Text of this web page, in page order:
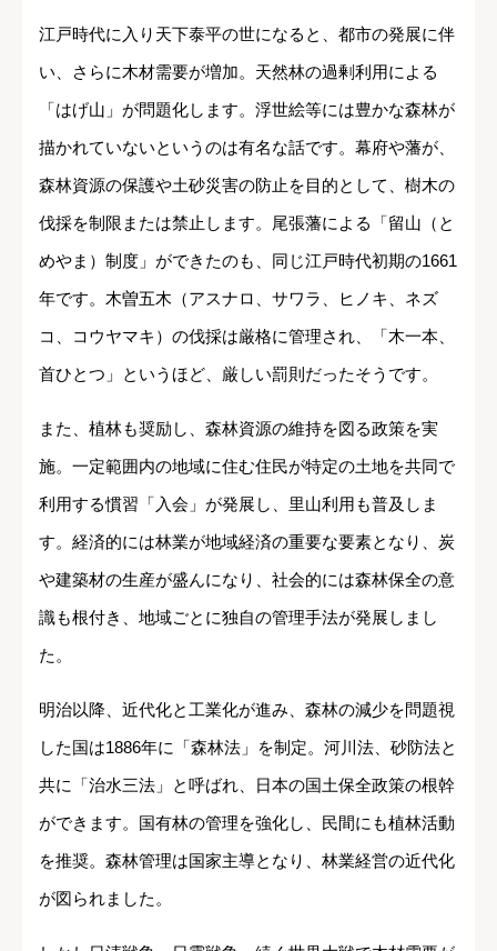
江戸時代に入り天下泰平の世になると、都市の発展に伴
い、さらに木材需要が増加。天然林の過剰利用による
「はげ山」が問題化します。浮世絵等には豊かな森林が
描かれていないというのは有名な話です。幕府や藩が、
森林資源の保護や土砂災害の防止を目的として、樹木の
伐採を制限または禁止します。尾張藩による「留山（と
めやま）制度」ができたのも、同じ江戸時代初期の1661
年です。木曽五木（アスナロ、サワラ、ヒノキ、ネズ
コ、コウヤマキ）の伐採は厳格に管理され、「木一本、
首ひとつ」というほど、厳しい罰則だったそうです。
また、植林も奨励し、森林資源の維持を図る政策を実
施。一定範囲内の地域に住む住民が特定の土地を共同で
利用する慣習「入会」が発展し、里山利用も普及しま
す。経済的には林業が地域経済の重要な要素となり、炭
や建築材の生産が盛んになり、社会的には森林保全の意
識も根付き、地域ごとに独自の管理手法が発展しまし
た。
明治以降、近代化と工業化が進み、森林の減少を問題視
した国は1886年に「森林法」を制定。河川法、砂防法と
共に「治水三法」と呼ばれ、日本の国土保全政策の根幹
ができます。国有林の管理を強化し、民間にも植林活動
を推奨。森林管理は国家主導となり、林業経営の近代化
が図られました。